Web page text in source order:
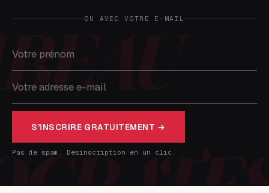
OU AVEC VOTRE E-MAIL
S'INSCRIRE GRATUITEMENT →
Pas de spam. Désinscription en un clic.